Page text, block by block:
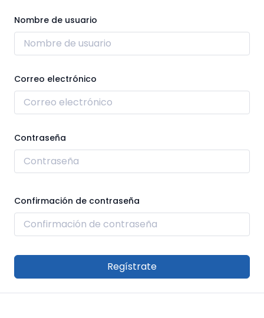
Nombre de usuario
Correo electrónico
Contraseña
Confirmación de contraseña
Regístrate